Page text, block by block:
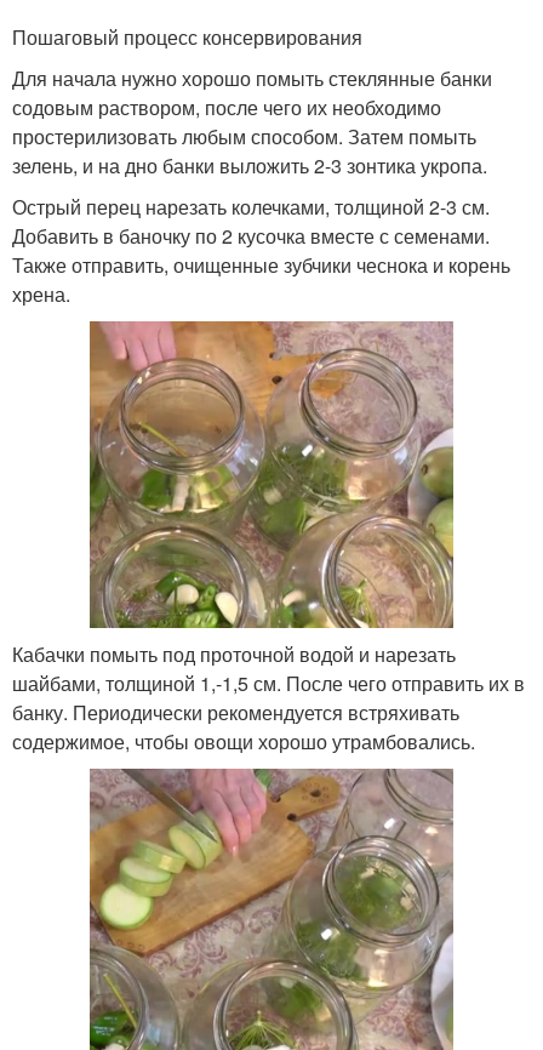
Пошаговый процесс консервирования
Для начала нужно хорошо помыть стеклянные банки
содовым раствором, после чего их необходимо
простерилизовать любым способом. Затем помыть
зелень, и на дно банки выложить 2-3 зонтика укропа.
Острый перец нарезать колечками, толщиной 2-3 см.
Добавить в баночку по 2 кусочка вместе с семенами.
Также отправить, очищенные зубчики чеснока и корень
хрена.
Кабачки помыть под проточной водой и нарезать
шайбами, толщиной 1,-1,5 см. После чего отправить их в
банку. Периодически рекомендуется встряхивать
содержимое, чтобы овощи хорошо утрамбовались.